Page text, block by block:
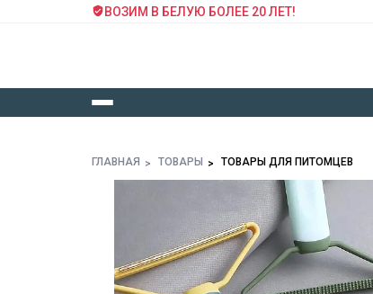
ВОЗИМ В БЕЛУЮ БОЛЕЕ 20 ЛЕТ!
ГЛАВНАЯ ТОВАРЫ ТОВАРЫ ДЛЯ ПИТОМЦЕВ